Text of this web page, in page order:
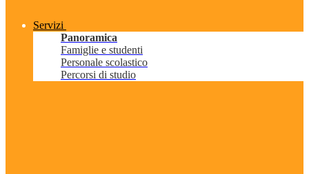
Servizi
Panoramica
Famiglie e studenti
Personale scolastico
Percorsi di studio